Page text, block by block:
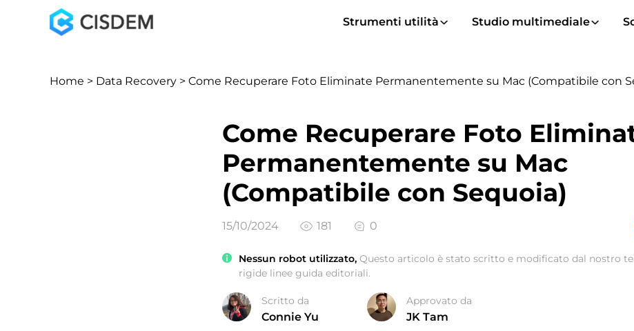
Strumenti utilità Studio multimediale
Home > Data Recovery > Come Recuperare Foto Eliminate Permanentemente su Mac (Compatibile con
Come Recuperare Foto
Permanentemente su Mac
(Compatibile con Sequoia)
15/10/2024 181 0
Nessun robot utilizzato,Questo articolo è stato scritto e modificato dal nostro
rigide linee guida editoriali.
Scritto da
Connie Yu
Approvato da
JK Tam